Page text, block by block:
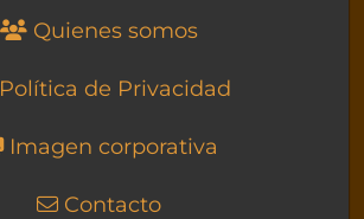
Quienes somos
Política de Privacidad
Imagen corporativa
Contacto